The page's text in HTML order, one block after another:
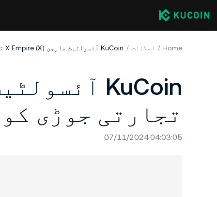
Home اعلانات KuCoin آئسولٹیٹ مارجن X Empire (X) تجارتی جوڑی کو جوڑتا ہے۔
تجارتی جوڑی
07/11/2024 04:03:05